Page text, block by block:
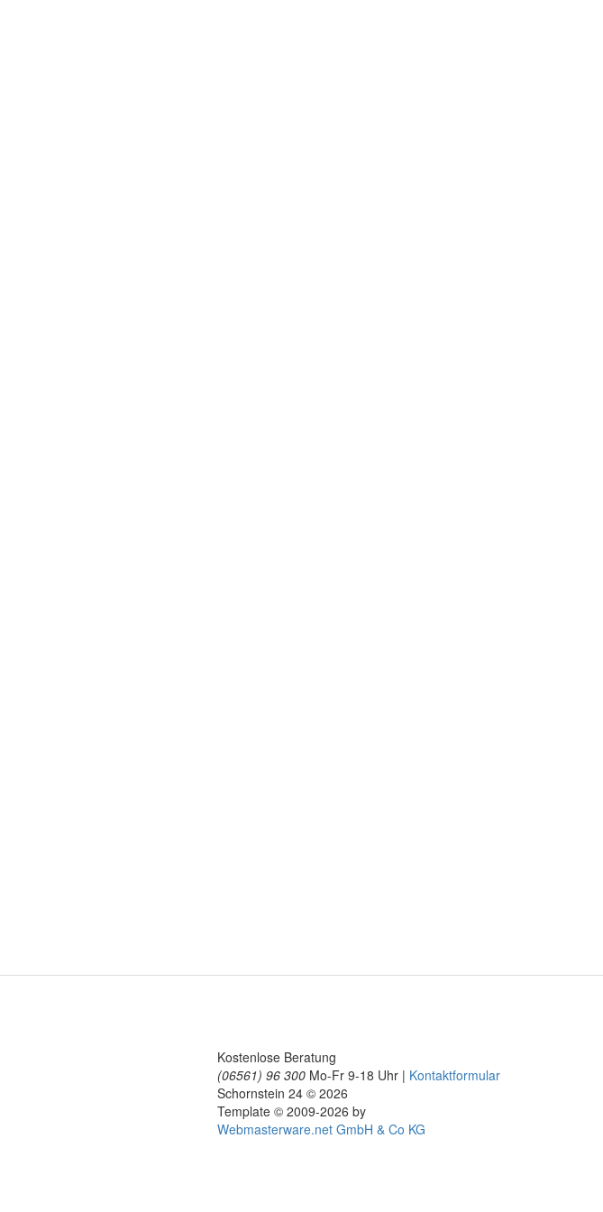
Kostenlose Beratung
(06561) 96 300 Mo-Fr 9-18 Uhr | Kontaktformular
Schornstein 24 © 2026
Template © 2009-2026 by
Webmasterware.net GmbH & Co KG